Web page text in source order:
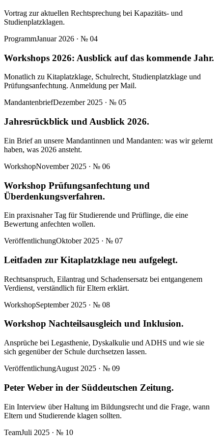
Vortrag zur aktuellen Rechtsprechung bei Kapazitäts- und
Studienplatzklagen.
ProgrammJanuar 2026 · № 04
Workshops 2026: Ausblick auf das kommende Jahr.
Monatlich zu Kitaplatzklage, Schulrecht, Studienplatzklage und
Prüfungsanfechtung. Anmeldung per Mail.
MandantenbriefDezember 2025 · № 05
Jahresrückblick und Ausblick 2026.
Ein Brief an unsere Mandantinnen und Mandanten: was wir gelernt
haben, was 2026 ansteht.
WorkshopNovember 2025 · № 06
Workshop Prüfungsanfechtung und
Überdenkungsverfahren.
Ein praxisnaher Tag für Studierende und Prüflinge, die eine
Bewertung anfechten wollen.
VeröffentlichungOktober 2025 · № 07
Leitfaden zur Kitaplatzklage neu aufgelegt.
Rechtsanspruch, Eilantrag und Schadensersatz bei entgangenem
Verdienst, verständlich für Eltern erklärt.
WorkshopSeptember 2025 · № 08
Workshop Nachteilsausgleich und Inklusion.
Ansprüche bei Legasthenie, Dyskalkulie und ADHS und wie sie
sich gegenüber der Schule durchsetzen lassen.
VeröffentlichungAugust 2025 · № 09
Peter Weber in der Süddeutschen Zeitung.
Ein Interview über Haltung im Bildungsrecht und die Frage, wann
Eltern und Studierende klagen sollten.
TeamJuli 2025 · № 10